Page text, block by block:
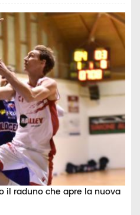
il raduno che apre la nuova